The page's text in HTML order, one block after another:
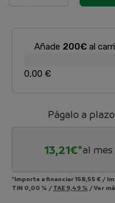
Añade 200€al
0,00 €
Págalo a
13,21€*al mes
*Importe a financiar158,55 € /
TIN 0,00 % / TAE 9,49 % /Ver